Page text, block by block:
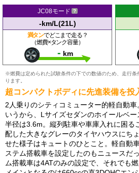
JC08モード
-km/L(21L)
満タンでどこまで走る？
（燃費×タンク容量）
- km
※燃費は定められた試験条件の下での数値のため、走行条
ります。
超コンパクトボディに先進装備を投
2人乗りのシティコミューター的軽自動
いうから、Lサイズセダンのホイールベ
半径は3.6m。縦列駐車や車庫入れに困る
配した大きなグレーのタイヤハウスにち
せた様子はキュートのひとこと。軽自動
ステム搭載車を設定したのもニュースだ
ム搭載車は4ATのみの設定で、それでも